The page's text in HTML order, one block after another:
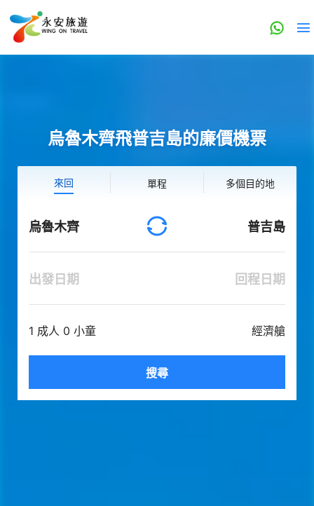
烏魯木齊飛普吉島的廉價機票
來回 單程 多個目的地
烏魯木齊 普吉島
出發日期 回程日期
1 成人 0 小童 經濟艙
搜尋